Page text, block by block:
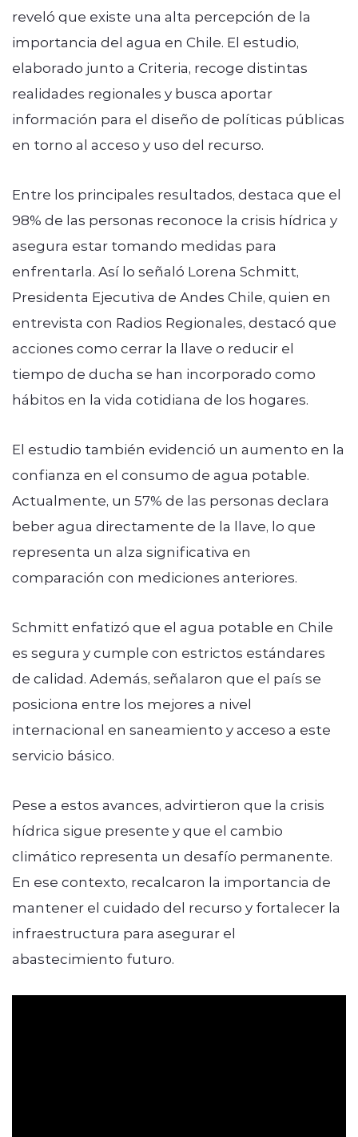
reveló que existe una alta percepción de la
importancia del agua en Chile. El estudio,
elaborado junto a Criteria, recoge distintas
realidades regionales y busca aportar
información para el diseño de políticas públicas
en torno al acceso y uso del recurso.
Entre los principales resultados, destaca que el
98% de las personas reconoce la crisis hídrica y
asegura estar tomando medidas para
enfrentarla. Así lo señaló Lorena Schmitt,
Presidenta Ejecutiva de Andes Chile, quien en
entrevista con Radios Regionales, destacó que
acciones como cerrar la llave o reducir el
tiempo de ducha se han incorporado como
hábitos en la vida cotidiana de los hogares.
El estudio también evidenció un aumento en la
confianza en el consumo de agua potable.
Actualmente, un 57% de las personas declara
beber agua directamente de la llave, lo que
representa un alza significativa en
comparación con mediciones anteriores.
Schmitt enfatizó que el agua potable en Chile
es segura y cumple con estrictos estándares
de calidad. Además, señalaron que el país se
posiciona entre los mejores a nivel
internacional en saneamiento y acceso a este
servicio básico.
Pese a estos avances, advirtieron que la crisis
hídrica sigue presente y que el cambio
climático representa un desafío permanente.
En ese contexto, recalcaron la importancia de
mantener el cuidado del recurso y fortalecer la
infraestructura para asegurar el
abastecimiento futuro.